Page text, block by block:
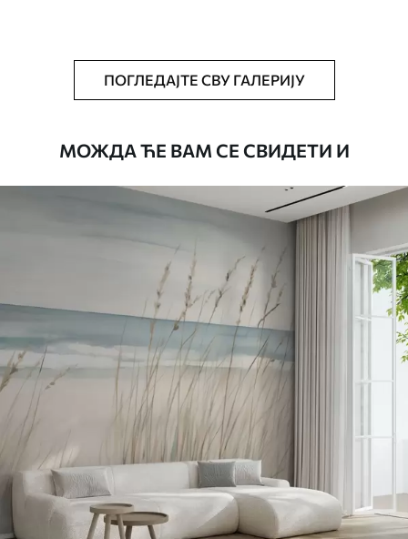
Тапета се може нежно очистити меким
сунђером. Позадине са завршном
водом.
4472.422683.45RSD /m²
Премиум
5525 RSD /m²
Премиум
6333.333800
Peel and Stick
ПОГЛЕДАЈТЕ СВУ ГАЛЕРИЈУ
МОЖДА ЋЕ ВАМ СЕ СВИДЕТИ И